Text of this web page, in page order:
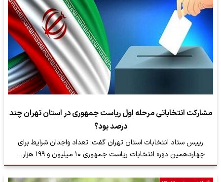
مشارکت انتخاباتی مرحله اول ریاست جمهوری در استان تهران چند
درصد بود؟
رییس ستاد انتخابات استان تهران گفت: تعداد واجدان شرایط برای
چهاردهمین دوره انتخابات ریاست جمهوری ۱۰ میلیون و ۱۹۹ هزار…